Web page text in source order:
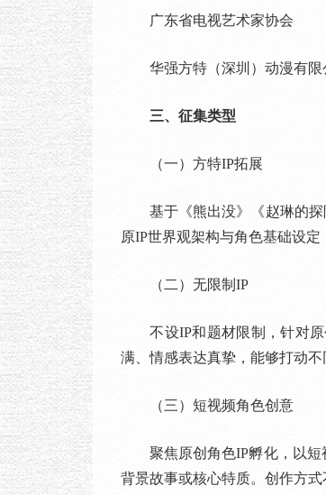
广东省电视艺术家协会
华强方特（深圳）动漫有限
三、征集类型
（一）方特IP拓展
基于《熊出没》《赵琳的探
原IP世界观架构与角色基础设
（二）无限制IP
不设IP和题材限制，针对原
满、情感表达真挚，能够打动
（三）短视频角色创意
聚焦原创角色IP孵化，以短视
背景故事或核心特质。创作方